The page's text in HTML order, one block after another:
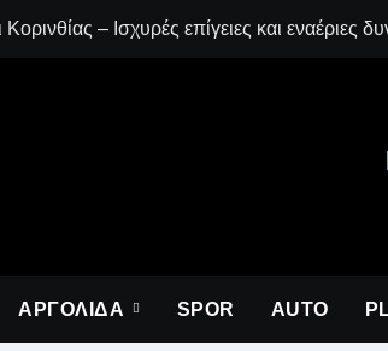
– Ισχυρές επίγειες και εναέριες
ΑΡΓΟΛΙΔΑ SPOR AUTO